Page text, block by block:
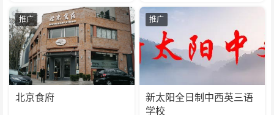
推广
北京食府
推广
新太阳全日制中西英三语
学校